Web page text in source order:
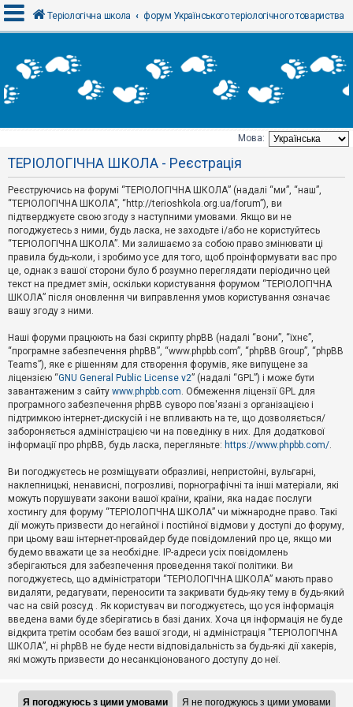
х
і
Т
е
м
и
б
е
з
в
і
д
п
о
в
і
д
й
А
к
т
и
в
н
і
м
и
П
о
ш
у
Д
о
п
о
м
Теріологічна школа форум Українського теріологічного товариства
Мова:
ТЕРІОЛОГІЧНА ШКОЛА - Реєстрація
Реєструючись на форумі “ТЕРІОЛОГІЧНА ШКОЛА” (надалі “ми”, “наш”,
“ТЕРІОЛОГІЧНА ШКОЛА”, “http://terioshkola.org.ua/forum”), ви
підтверджуєте свою згоду з наступними умовами. Якщо ви не
погоджуєтесь з ними, будь ласка, не заходьте і/або не користуйтесь
“ТЕРІОЛОГІЧНА ШКОЛА”. Ми залишаємо за собою право змінювати ці
правила будь-коли, і зробимо усе для того, щоб проінформувати вас про
це, однак з вашої сторони було б розумно переглядати періодично цей
текст на предмет змін, оскільки користування форумом “ТЕРІОЛОГІЧНА
ШКОЛА” після оновлення чи виправлення умов користування означає
вашу згоду з ними.
Наші форуми працюють на базі скрипту phpBB (надалі “вони”, “їхнє”,
“програмне забезпечення phpBB”, “www.phpbb.com”, “phpBB Group”, “phpBB
Teams”), яке є рішенням для створення форумів, яке випущене за
ліцензією “GNU General Public License v2” (надалі “GPL”) і може бути
завантаженим з сайту www.phpbb.com. Обмеження ліцензії GPL для
програмного забезпечення phpBB суворо пов'язані з організацією і
підтримкою інтернет-дискусій і не впливають на те, що дозволяється/
забороняється адміністрацією чи на поведінку в них. Для додаткової
інформації про phpBB, будь ласка, перегляньте: https://www.phpbb.com/.
Ви погоджуєтесь не розміщувати образливі, непристойні, вульгарні,
наклепницькі, ненависні, погрозливі, порнографічні та інші матеріали, які
можуть порушувати закони вашої країни, країни, яка надає послуги
хостингу для форуму “ТЕРІОЛОГІЧНА ШКОЛА” чи міжнародне право. Такі
дії можуть призвести до негайної і постійної відмови у доступі до форуму,
при цьому ваш інтернет-провайдер буде повідомлений про це, якщо ми
будемо вважати це за необхідне. IP-адреси усіх повідомлень
зберігаються для забезпечення проведення такої політики. Ви
погоджуєтесь, що адміністратори “ТЕРІОЛОГІЧНА ШКОЛА” мають право
видаляти, редагувати, переносити та закривати будь-яку тему в будь-який
час на свій розсуд . Як користувач ви погоджуєтесь, що уся інформація
введена вами буде зберігатись в базі даних. Хоча ця інформація не буде
відкрита третім особам без вашої згоди, ні адміністрація “ТЕРІОЛОГІЧНА
ШКОЛА”, ні phpBB не буде нести відповідальність за будь-які дії хакерів,
які можуть призвести до несанкціонованого доступу до неї.